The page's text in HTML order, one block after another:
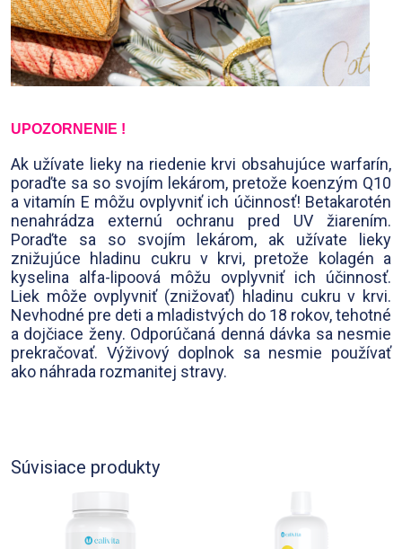
UPOZORNENIE !
Ak užívate lieky na riedenie krvi obsahujúce warfarín,
poraďte sa so svojím lekárom, pretože koenzým Q10
a vitamín E môžu ovplyvniť ich účinnosť! Betakarotén
nenahrádza externú ochranu pred UV žiarením.
Poraďte sa so svojím lekárom, ak užívate lieky
znižujúce hladinu cukru v krvi, pretože kolagén a
kyselina alfa-lipoová môžu ovplyvniť ich účinnosť.
Liek môže ovplyvniť (znižovať) hladinu cukru v krvi.
Nevhodné pre deti a mladistvých do 18 rokov, tehotné
a dojčiace ženy. Odporúčaná denná dávka sa nesmie
prekračovať. Výživový doplnok sa nesmie používať
ako náhrada rozmanitej stravy.
Súvisiace produkty